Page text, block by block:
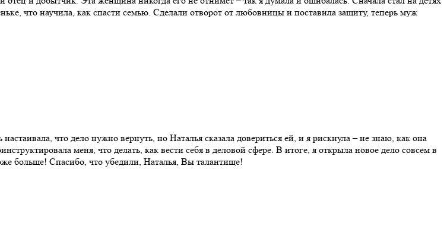
что научила, как спасти семью. Сделали отворот от любовницы и поставила защиту, теперь муж
что дело нужно вернуть, но Наталья сказала довериться ей, и я рискнула – не знаю, как она
меня, что делать, как вести себя в деловой сфере. В итоге, я открыла новое дело совсем в
больше! Спасибо, что убедили, Наталья, Вы талантище!